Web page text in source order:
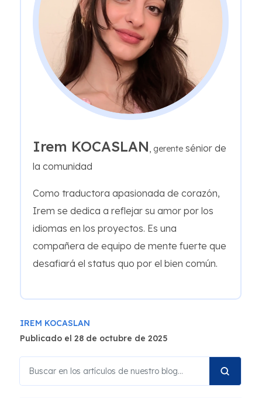
Irem KOCASLAN, gerente sénior de
la comunidad
Como traductora apasionada de corazón,
Irem se dedica a reflejar su amor por los
idiomas en los proyectos. Es una
compañera de equipo de mente fuerte que
desafiará el status quo por el bien común.
IREM KOCASLAN
Publicado el 28 de octubre de 2025